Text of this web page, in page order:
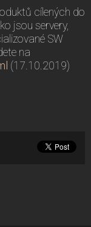
cílených do
jsou servery,
SW
na
(17.10.2019)